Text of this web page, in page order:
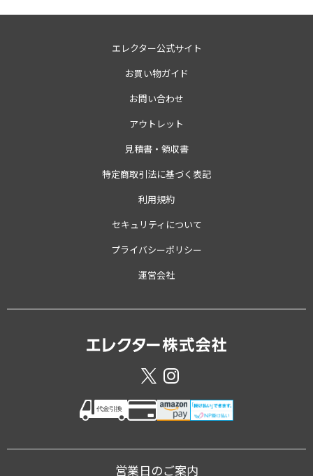
エレクター公式サイト
お買い物ガイド
お問い合わせ
アウトレット
見積書・領収書
特定商取引法に基づく表記
利用規約
セキュリティについて
プライバシーポリシー
運営会社
営業日のご案内